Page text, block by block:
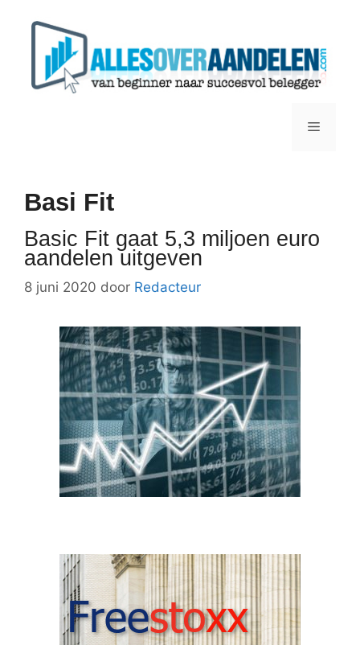
Menu
Basi Fit
Basic Fit gaat 5,3 miljoen euro
aandelen uitgeven
8 juni 2020 door Redacteur